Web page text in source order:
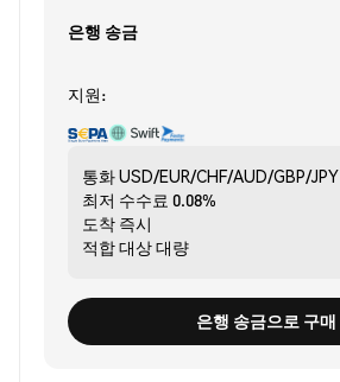
은행 송금
지원:
통화USD/EUR/CHF/AUD/GBP/JPY
최저 수수료 0.08%
도착 즉시
적합 대상대량
은행 송금으로 구매